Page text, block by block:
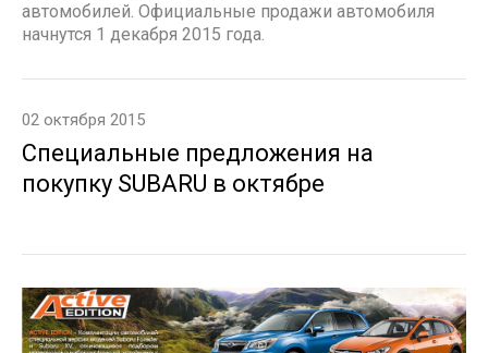
автомобилей. Официальные продажи автомобиля
начнутся 1 декабря 2015 года.
02 октября 2015
Специальные предложения на
покупку SUBARU в октябре